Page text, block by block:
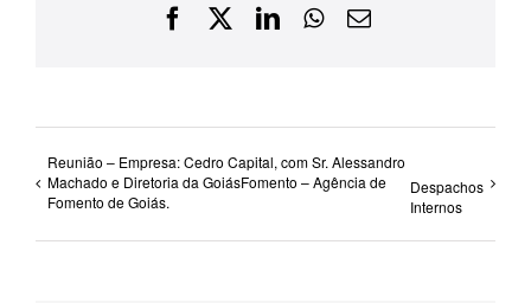
Facebook
X LinkedInWhatsApp
E-
Reunião – Empresa: Cedro Capital, com Sr. Alessandro
Machado e Diretoria da GoiásFomento – Agência de
Fomento de Goiás.
Despachos
Internos